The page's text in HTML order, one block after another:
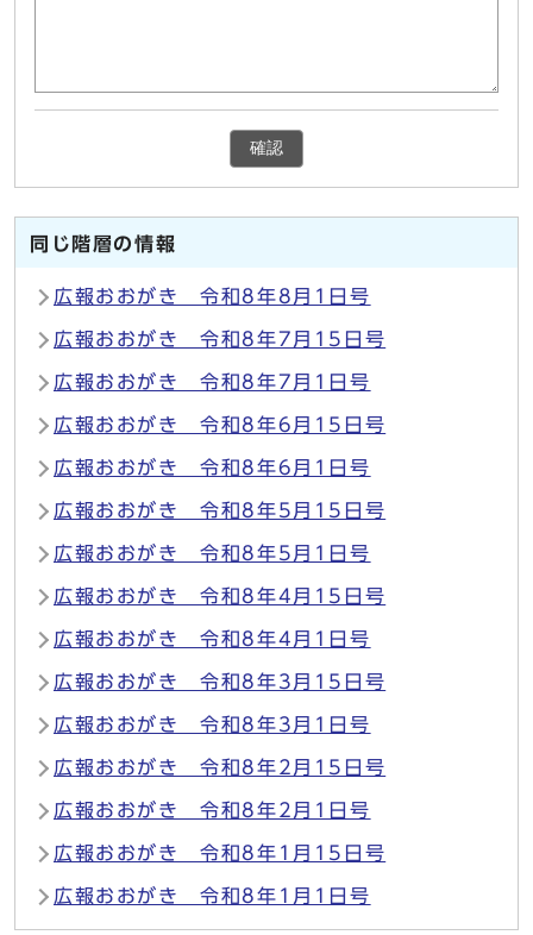
確認
同じ階層の情報
広報おおがき 令和8年8月1日号
広報おおがき 令和8年7月15日号
広報おおがき 令和8年7月1日号
広報おおがき 令和8年6月15日号
広報おおがき 令和8年6月1日号
広報おおがき 令和8年5月15日号
広報おおがき 令和8年5月1日号
広報おおがき 令和8年4月15日号
広報おおがき 令和8年4月1日号
広報おおがき 令和8年3月15日号
広報おおがき 令和8年3月1日号
広報おおがき 令和8年2月15日号
広報おおがき 令和8年2月1日号
広報おおがき 令和8年1月15日号
広報おおがき 令和8年1月1日号